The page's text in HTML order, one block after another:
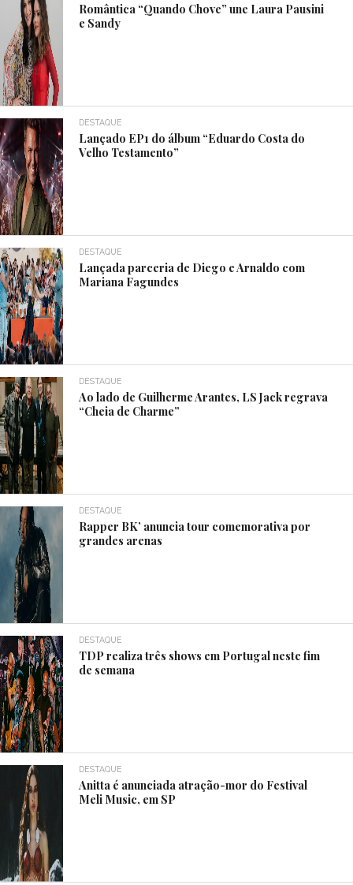
Romântica “Quando Chove” une Laura Pausini
e Sandy
DESTAQUE
Lançado EP1 do álbum “Eduardo Costa do
Velho Testamento”
DESTAQUE
Lançada parceria de Diego e Arnaldo com
Mariana Fagundes
DESTAQUE
Ao lado de Guilherme Arantes, LS Jack regrava
“Cheia de Charme”
DESTAQUE
Rapper BK’ anuncia tour comemorativa por
grandes arenas
DESTAQUE
TDP realiza três shows em Portugal neste fim
de semana
DESTAQUE
Anitta é anunciada atração-mor do Festival
Meli Music, em SP